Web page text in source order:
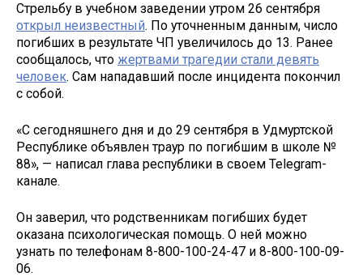
Стрельбу в учебном заведении утром 26 сентября
открыл неизвестный. По уточненным данным, число
погибших в результате ЧП увеличилось до 13. Ранее
сообщалось, что жертвами трагедии стали девять
человек. Сам нападавший после инцидента покончил
с собой.
«С сегодняшнего дня и до 29 сентября в Удмуртской
Республике объявлен траур по погибшим в школе №
88», — написал глава республики в своем Telegram-
канале.
Он заверил, что родственникам погибших будет
оказана психологическая помощь. О ней можно
узнать по телефонам 8-800-100-24-47 и 8-800-100-09-
06.